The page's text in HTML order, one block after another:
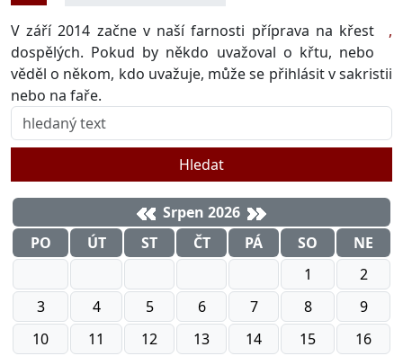
,
V září 2014 začne v naší farnosti příprava na křest
dospělých. Pokud by někdo uvažoval o křtu, nebo
věděl o někom, kdo uvažuje, může se přihlásit v sakristii
nebo na faře.
Hledat
Srpen 2026
PO
ÚT ST ČT PÁ SO
NE
1
2
3
4 5 6 7 8
9
10
11 12 13 14 15
16